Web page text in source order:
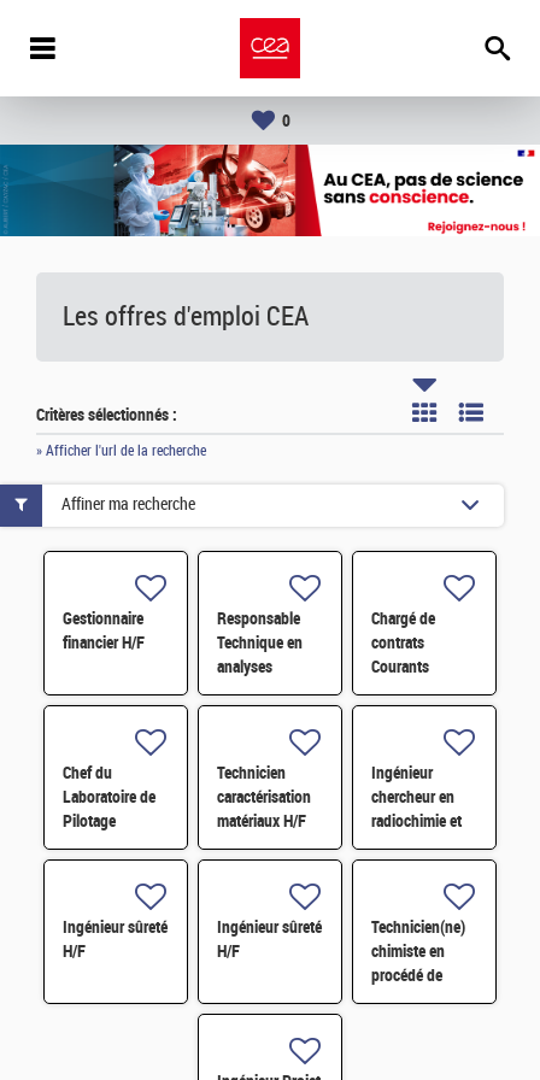
0
Les offres d'emploi CEA
Critères sélectionnés :
» Afficher l'url de la recherche
Gestionnaire
financier H/F
Responsable
Technique en
analyses
radiologiques
Chargé de
contrats
Courants
Faibles (CFA)
Chef du
Laboratoire de
Pilotage
Intelligent des
(LIRE) H/F
Technicien
caractérisation
matériaux H/F
Ingénieur
chercheur en
radiochimie et
extraction par
Ingénieur sûreté
H/F
Ingénieur sûreté
H/F
Technicien(ne)
chimiste en
procédé de
conversion H/F
Affiner ma recherche